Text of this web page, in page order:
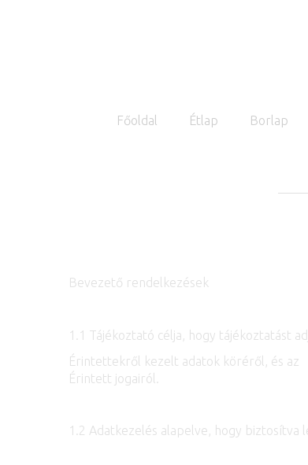
Főoldal Étlap Borlap
Bevezető rendelkezések
1.1 Tájékoztató célja, hogy tájékoztatást
Érintettekről kezelt adatok köréről, és az
Érintett jogairól.
1.2 Adatkezelés alapelve, hogy biztosítva